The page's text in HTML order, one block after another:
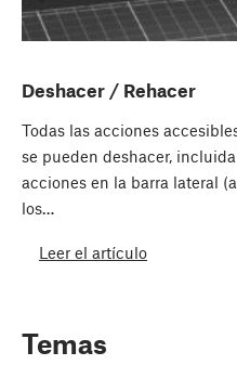
Deshacer / Rehacer
Todas las acciones
se pueden deshacer,
acciones en la barra lateral
los…
Leer el artículo
Temas